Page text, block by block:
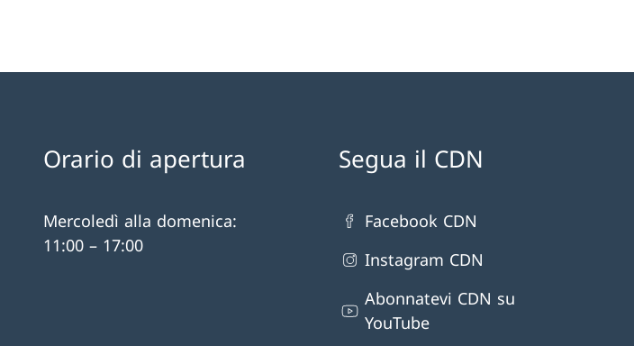
Orario di apertura
Mercoledì alla domenica:
11:00 – 17:00
Segua il CDN
Facebook CDN
Instagram CDN
Abonnatevi CDN su
YouTube